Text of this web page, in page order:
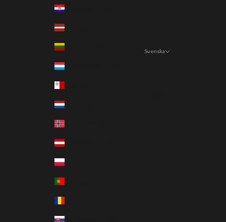
Kroatien (EUR €)
Lettland (EUR €)
Litauen (EUR €)
Luxemburg (EUR €)
Nederländerna (EUR €)
Norge (NOK kr)
Österrike (EUR €)
Polen (PLN zł)
Slovakien (EUR €)
Svenska